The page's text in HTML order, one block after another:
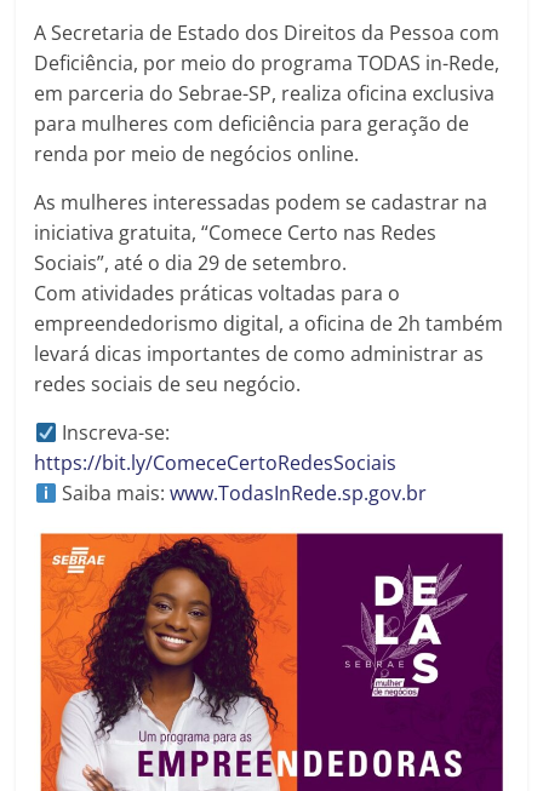
A Secretaria de Estado dos Direitos da Pessoa com
Deficiência, por meio do programa TODAS in-Rede,
em parceria do Sebrae-SP, realiza oficina exclusiva
para mulheres com deficiência para geração de
renda por meio de negócios online.
As mulheres interessadas podem se cadastrar na
iniciativa gratuita, “Comece Certo nas Redes
Sociais”, até o dia 29 de setembro.
Com atividades práticas voltadas para o
empreendedorismo digital, a oficina de 2h também
levará dicas importantes de como administrar as
redes sociais de seu negócio.
Inscreva-se:
https://bit.ly/ComeceCertoRedesSociais
Saiba mais: www.TodasInRede.sp.gov.br